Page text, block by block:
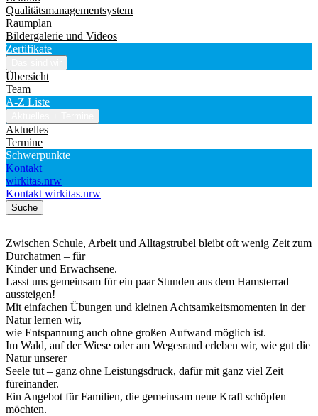
Qualitätsmanagementsystem
Raumplan
Bildergalerie und Videos
Zertifikate
Übersicht
Team
A-Z Liste
Aktuelles
Termine
Schwerpunkte
Kontakt
wirkitas.nrw
Kontakt wirkitas.nrw
Suche
Zwischen Schule, Arbeit und Alltagstrubel bleibt oft wenig Zeit zum
Durchatmen – für
Kinder und Erwachsene.
Lasst uns gemeinsam für ein paar Stunden aus dem Hamsterrad
aussteigen!
Mit einfachen Übungen und kleinen Achtsamkeitsmomenten in der
Natur lernen wir,
wie Entspannung auch ohne großen Aufwand möglich ist.
Im Wald, auf der Wiese oder am Wegesrand erleben wir, wie gut die
Natur unserer
Seele tut – ganz ohne Leistungsdruck, dafür mit ganz viel Zeit
füreinander.
Ein Angebot für Familien, die gemeinsam neue Kraft schöpfen
möchten.